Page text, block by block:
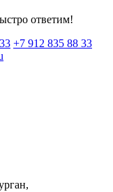
ответим!
+7 912 835 88 33